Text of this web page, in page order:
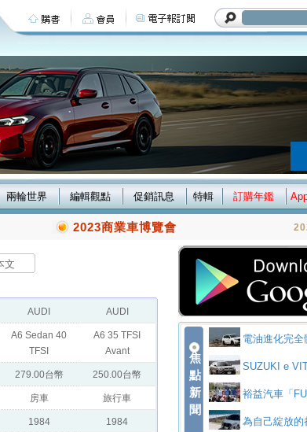
兩輪世界 編輯觀點 促銷訊息 特輯 訂購年鑑
2023商業車博覽會
文
AUDI AUDI
A6 Sedan 40
TFSI
A6 35 TFSI
Avant
279.00台幣 250.00台幣
房車 旅行車
1984 1984
焦
點
新
聞
電油進化完全
V PrestigeSUZUKI e
驅精神的純電新詮釋
裕益汽車「
迴 結合生活體驗、交
為自己綻放的